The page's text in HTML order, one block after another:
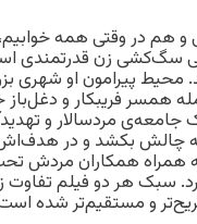
در وقتی همه
سگ‌کشی زن قدرتمندی
محیط پیرامون او شهری
همسر فریبکار و
جامعه‌ی مردسالار و
چالش بکشد و در
همراه همکاران مردش
هر دو فیلم تفاوت
و مستقیم‌تر شده